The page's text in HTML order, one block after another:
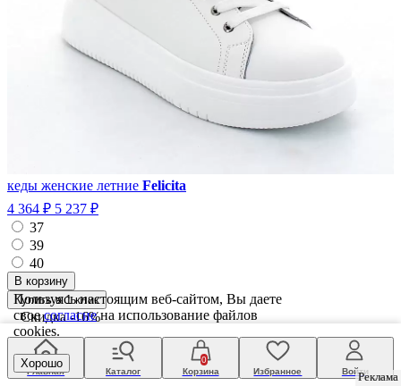
Реклама
Реклама
кеды женские летние Felicita
4 364 ₽ 5 237 ₽
37
39
40
Купить в 1 клик
Скидка -16%
Оригинал
Главная Каталог
0
Корзина
Избранное Войти
Пользуясь настоящим веб-сайтом, Вы даете
своесогласиена использование файлов
cookies.
Хорошо